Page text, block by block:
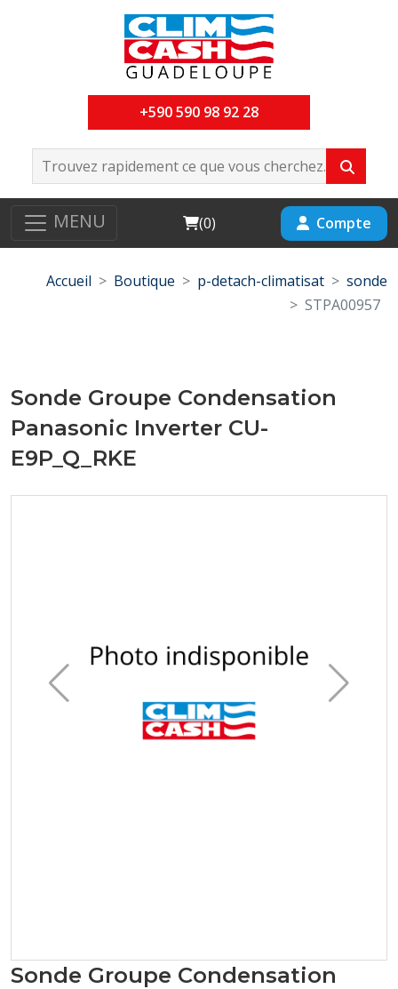
+590 590 98 92 28
MENU Cart
(0) Compte
Accueil Boutique p-detach-climatisat
sonde
STPA00957
Sonde Groupe Condensation
Panasonic Inverter CU-
E9P_Q_RKE
Sonde Groupe Condensation